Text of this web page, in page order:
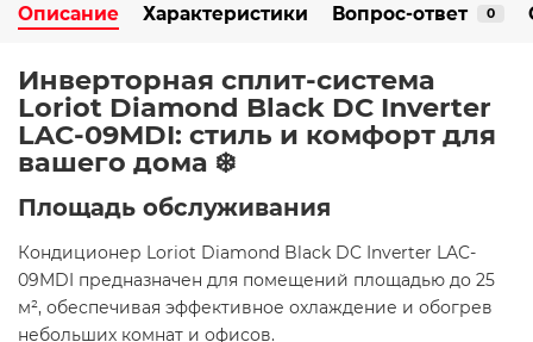
Описание Характеристики Вопрос-ответ 0
Инверторная сплит-система
Loriot Diamond Black DC Inverter
LAC-09MDI: стиль и комфорт для
вашего дома ❄️
Площадь обслуживания
Кондиционер Loriot Diamond Black DC Inverter LAC-
09MDI предназначен для помещений площадью до 25
м², обеспечивая эффективное охлаждение и обогрев
небольших комнат и офисов.​